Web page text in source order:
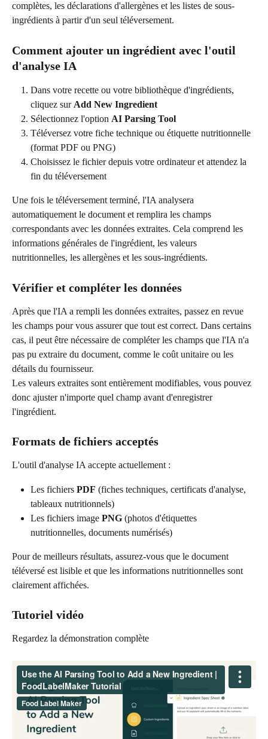
complètes, les déclarations d'allergènes et les listes de sous-
ingrédients à partir d'un seul téléversement.
Comment ajouter un ingrédient avec l'outil
d'analyse IA
Dans votre recette ou votre bibliothèque d'ingrédients,
cliquez sur Add New Ingredient
Sélectionnez l'option AI Parsing Tool
Téléversez votre fiche technique ou étiquette nutritionnelle
(format PDF ou PNG)
Choisissez le fichier depuis votre ordinateur et attendez la
fin du téléversement
Une fois le téléversement terminé, l'IA analysera
automatiquement le document et remplira les champs
correspondants avec les données extraites. Cela comprend les
informations générales de l'ingrédient, les valeurs
nutritionnelles, les allergènes et les sous-ingrédients.
Vérifier et compléter les données
Après que l'IA a rempli les données extraites, passez en revue
les champs pour vous assurer que tout est correct. Dans certains
cas, il peut être nécessaire de compléter les champs que l'IA n'a
pas pu extraire du document, comme le coût unitaire ou les
détails du fournisseur.
Les valeurs extraites sont entièrement modifiables, vous pouvez
donc ajuster n'importe quel champ avant d'enregistrer
l'ingrédient.
Formats de fichiers acceptés
L'outil d'analyse IA accepte actuellement :
Les fichiers PDF (fiches techniques, certificats d'analyse,
tableaux nutritionnels)
Les fichiers image PNG (photos d'étiquettes
nutritionnelles, documents numérisés)
Pour de meilleurs résultats, assurez-vous que le document
téléversé est lisible et que les informations nutritionnelles sont
clairement affichées.
Tutoriel vidéo
Regardez la démonstration complète